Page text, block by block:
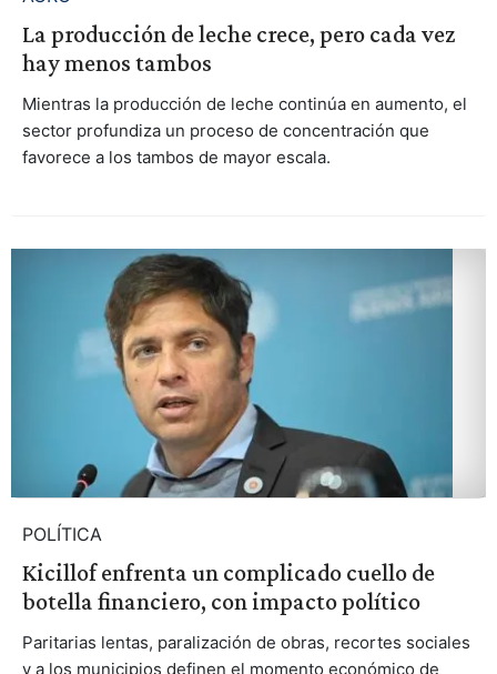
La producción de leche crece, pero cada vez
hay menos tambos
Mientras la producción de leche continúa en aumento, el
sector profundiza un proceso de concentración que
favorece a los tambos de mayor escala.
POLÍTICA
Kicillof enfrenta un complicado cuello de
botella financiero, con impacto político
Paritarias lentas, paralización de obras, recortes sociales
y a los municipios definen el momento económico de